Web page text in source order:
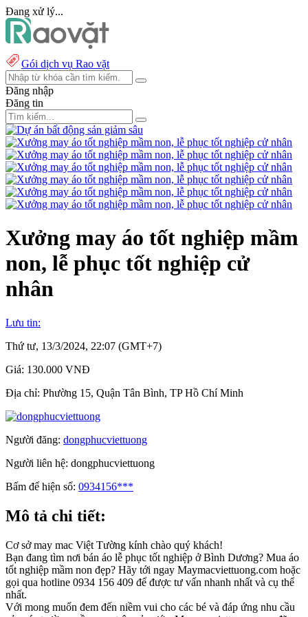
Đang xử lý...
Gói dịch vụ Rao vặt
Đăng nhập
Đăng tin
Xưởng may áo tốt nghiệp mầm
non, lễ phục tốt nghiệp cử
nhân
Lưu tin:
Thứ tư, 13/3/2024, 22:07 (GMT+7)
Giá: 130.000 VNĐ
Địa chỉ: Phường 15, Quận Tân Bình, TP Hồ Chí Minh
Người đăng: dongphucviettuong
Người liên hệ: dongphucviettuong
Bấm để hiện số: 0934156***
Mô tả chi tiết:
Cơ sở may mac Việt Tường kính chào quý khách!
Bạn đang tìm nơi bán áo lễ phục tốt nghiệp ở Bình Dương? Mua áo
tốt nghiệp mầm non đẹp? Hãy tới ngay Maymacviettuong.com hoặc
gọi qua hotline 0934 156 409 để được tư vấn nhanh nhất và cụ thể
nhất.
Với mong muốn đem đến niềm vui cho các bé và đáp ứng nhu cầu